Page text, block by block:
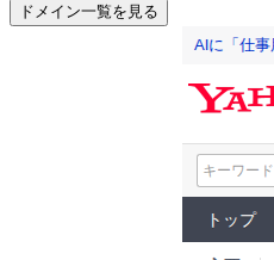
ドメイン一覧を見る